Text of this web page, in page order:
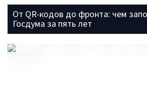
От QR-кодов до фронта: чем
Госдума за пять лет